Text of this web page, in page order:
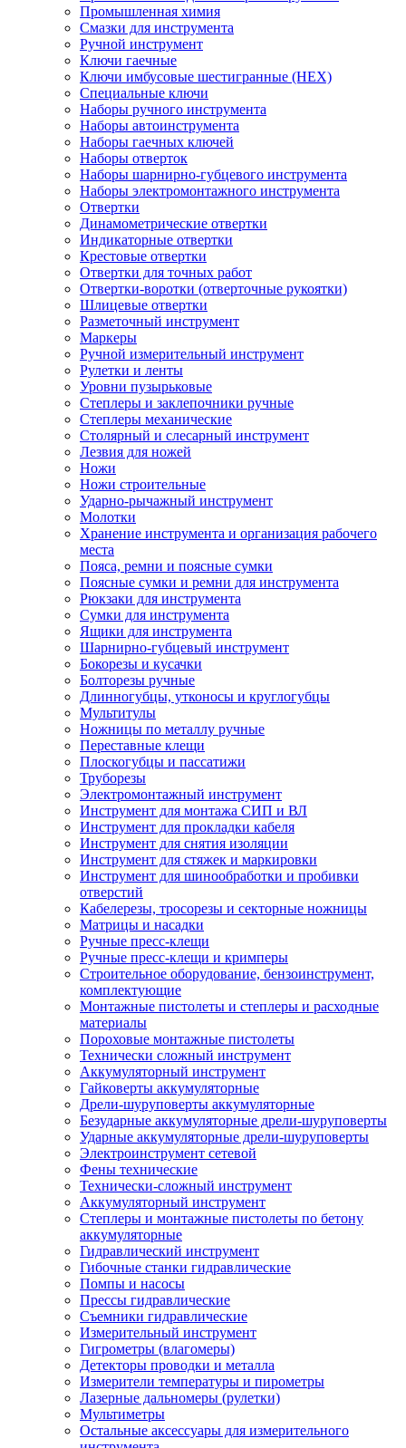
Промышленная химия
Смазки для инструмента
Ручной инструмент
Ключи гаечные
Ключи имбусовые шестигранные (HEX)
Специальные ключи
Наборы ручного инструмента
Наборы автоинструмента
Наборы гаечных ключей
Наборы отверток
Наборы шарнирно-губцевого инструмента
Наборы электромонтажного инструмента
Отвертки
Динамометрические отвертки
Индикаторные отвертки
Крестовые отвертки
Отвертки для точных работ
Отвертки-воротки (отверточные рукоятки)
Шлицевые отвертки
Разметочный инструмент
Маркеры
Ручной измерительный инструмент
Рулетки и ленты
Уровни пузырьковые
Степлеры и заклепочники ручные
Степлеры механические
Столярный и слесарный инструмент
Лезвия для ножей
Ножи
Ножи строительные
Ударно-рычажный инструмент
Молотки
Хранение инструмента и организация рабочего
места
Пояса, ремни и поясные сумки
Поясные сумки и ремни для инструмента
Рюкзаки для инструмента
Сумки для инструмента
Ящики для инструмента
Шарнирно-губцевый инструмент
Бокорезы и кусачки
Болторезы ручные
Длинногубцы, утконосы и круглогубцы
Мультитулы
Ножницы по металлу ручные
Переставные клещи
Плоскогубцы и пассатижи
Труборезы
Электромонтажный инструмент
Инструмент для монтажа СИП и ВЛ
Инструмент для прокладки кабеля
Инструмент для снятия изоляции
Инструмент для стяжек и маркировки
Инструмент для шинообработки и пробивки
отверстий
Кабелерезы, тросорезы и секторные ножницы
Матрицы и насадки
Ручные пресс-клещи
Ручные пресс-клещи и кримперы
Строительное оборудование, бензоинструмент,
комплектующие
Монтажные пистолеты и степлеры и расходные
материалы
Пороховые монтажные пистолеты
Технически сложный инструмент
Аккумуляторный инструмент
Гайковерты аккумуляторные
Дрели-шуруповерты аккумуляторные
Безударные аккумуляторные дрели-шуруповерты
Ударные аккумуляторные дрели-шуруповерты
Электроинструмент сетевой
Фены технические
Технически-сложный инструмент
Аккумуляторный инструмент
Степлеры и монтажные пистолеты по бетону
аккумуляторные
Гидравлический инструмент
Гибочные станки гидравлические
Помпы и насосы
Прессы гидравлические
Съемники гидравлические
Измерительный инструмент
Гигрометры (влагомеры)
Детекторы проводки и металла
Измерители температуры и пирометры
Лазерные дальномеры (рулетки)
Мультиметры
Остальные аксессуары для измерительного